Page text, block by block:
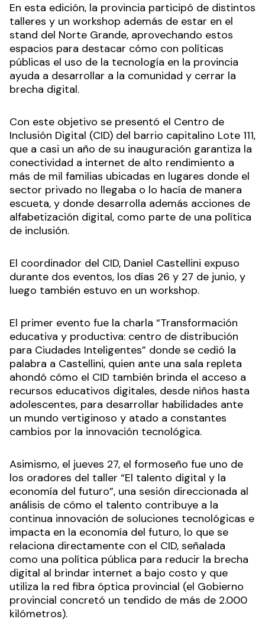
En esta edición, la provincia participó de distintos
talleres y un workshop además de estar en el
stand del Norte Grande, aprovechando estos
espacios para destacar cómo con políticas
públicas el uso de la tecnología en la provincia
ayuda a desarrollar a la comunidad y cerrar la
brecha digital.
Con este objetivo se presentó el Centro de
Inclusión Digital (CID) del barrio capitalino Lote 111,
que a casi un año de su inauguración garantiza la
conectividad a internet de alto rendimiento a
más de mil familias ubicadas en lugares donde el
sector privado no llegaba o lo hacía de manera
escueta, y donde desarrolla además acciones de
alfabetización digital, como parte de una política
de inclusión.
El coordinador del CID, Daniel Castellini expuso
durante dos eventos, los días 26 y 27 de junio, y
luego también estuvo en un workshop.
El primer evento fue la charla “Transformación
educativa y productiva: centro de distribución
para Ciudades Inteligentes” donde se cedió la
palabra a Castellini, quien ante una sala repleta
ahondó cómo el CID también brinda el acceso a
recursos educativos digitales, desde niños hasta
adolescentes, para desarrollar habilidades ante
un mundo vertiginoso y atado a constantes
cambios por la innovación tecnológica.
Asimismo, el jueves 27, el formoseño fue uno de
los oradores del taller “El talento digital y la
economía del futuro”, una sesión direccionada al
análisis de cómo el talento contribuye a la
continua innovación de soluciones tecnológicas e
impacta en la economía del futuro, lo que se
relaciona directamente con el CID, señalada
como una política pública para reducir la brecha
digital al brindar internet a bajo costo y que
utiliza la red fibra óptica provincial (el Gobierno
provincial concretó un tendido de más de 2.000
kilómetros).